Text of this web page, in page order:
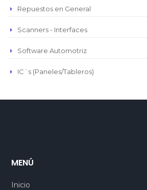
Repuestos en General
Scanners - Interfaces
Software Automotriz
IC´s (Paneles/Tableros)
MENÚ
Inicio